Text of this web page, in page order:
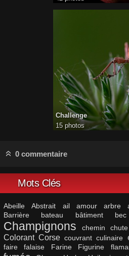
Challenge
15 photos
0 commentaire
Mots Clés
Abeille Abstrait ail amour arbre
Barrière
bateau bâtiment bec
Champignons chemin
Colorant Corse couvrant culinaire
faire
falaise Farine Figurine